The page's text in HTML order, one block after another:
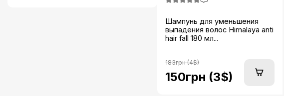
Шампунь для уменьшения
выпадения волос Himalaya anti
hair fall 180 мл...
183грн (4$)
150грн (3$)